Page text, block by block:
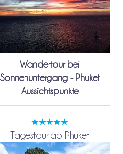
Wandertour bei
Sonnenuntergang - Phuket
Aussichtspunkte
Tagestour ab Phuket